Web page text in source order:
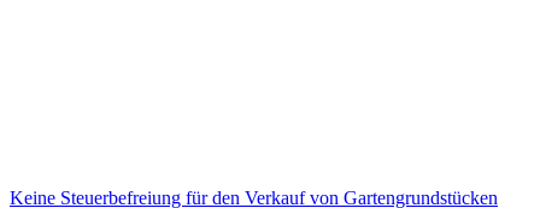
Keine Steuerbefreiung für den Verkauf von Gartengrundstücken